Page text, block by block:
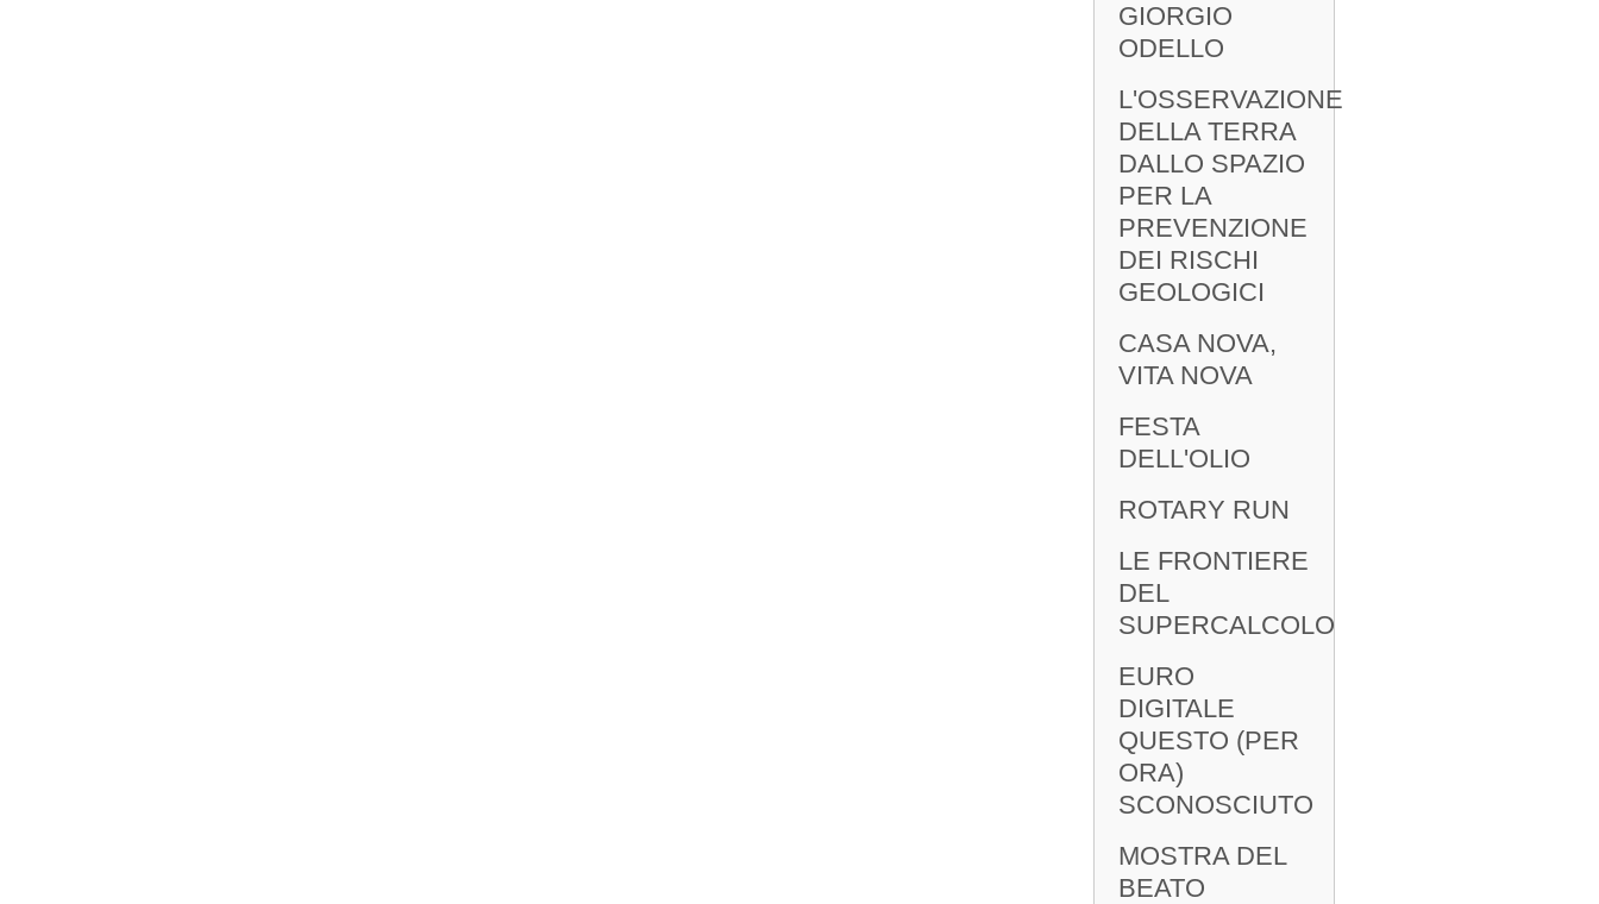
GIORGIO
ODELLO
L'OSSERVAZIONE
DELLA TERRA
DALLO SPAZIO
PER LA
PREVENZIONE
DEI RISCHI
GEOLOGICI
CASA NOVA,
VITA NOVA
FESTA
DELL'OLIO
ROTARY RUN
LE FRONTIERE
DEL
SUPERCALCOLO
EURO
DIGITALE
QUESTO (PER
ORA)
SCONOSCIUTO
MOSTRA DEL
BEATO